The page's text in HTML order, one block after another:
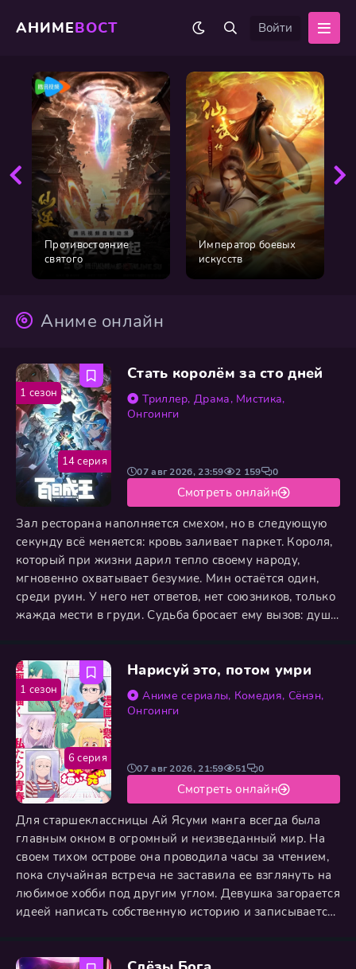
АНИМЕВОСТ Войти
Противостояние
святого
Император боевых
искусств
Аниме онлайн
Стать королём за сто дней
Триллер,Драма, Мистика,
Онгоинги
Зал ресторана наполняется смехом, но в следующую
секунду всё меняется: кровь заливает паркет. Короля,
который при жизни дарил тепло своему народу,
мгновенно охватывает безумие. Мин остаётся один,
среди руин. У него нет ответов, нет союзников, только
жажда мести в груди. Судьба бросает ему вызов: душа
него осталось сто дней, чтобы стать королём — вместе
с тем, кто, по всем законам, должен был умереть.
07 авг 2026, 23:59 2 159 0
Смотреть онлайн
14 серия
1 сезон
Нарисуй это, потом умри
Аниме сериалы, Комедия, Сёнэн,
Онгоинги
Для старшеклассницы Ай Ясуми манга всегда была
главным окном в огромный и неизведанный мир. На
своем тихом острове она проводила часы за чтением,
пока случайная встреча не заставила ее взглянуть на
любимое хобби под другим углом. Девушка загорается
идеей написать собственную историю и записывается
07 авг 2026, 21:59 51 0
Смотреть онлайн
6 серия
1 сезон